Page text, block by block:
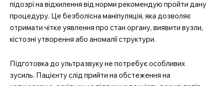
професійний медичний
портал
підозрі на відхилення від норми рекомендую пройти дану
процедуру. Це безболісна маніпуляція, яка дозволяє
отримати чітке уявлення про стан органу, виявити вузли,
кістозні утворення або аномалії структури.
Підготовка до ультразвуку не потребує особливих
зусиль. Пацієнту слід прийти на обстеження на